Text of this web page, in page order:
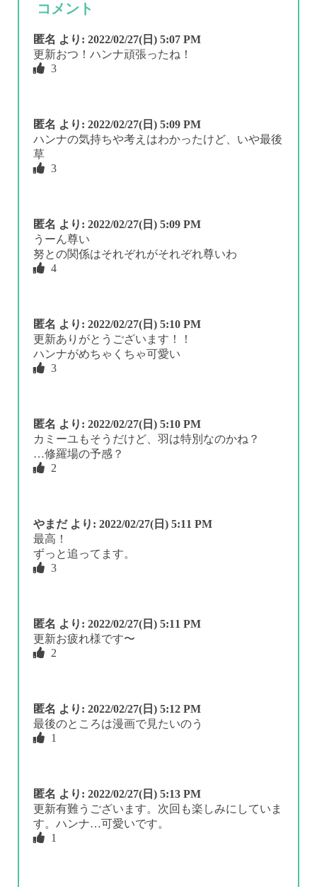
コメント
匿名 より: 2022/02/27(日) 5:07 PM
更新おつ！ハンナ頑張ったね！
3
匿名 より: 2022/02/27(日) 5:09 PM
ハンナの気持ちや考えはわかったけど、いや最後
草
3
匿名 より: 2022/02/27(日) 5:09 PM
うーん尊い
努との関係はそれぞれがそれぞれ尊いわ
4
匿名 より: 2022/02/27(日) 5:10 PM
更新ありがとうございます！！
ハンナがめちゃくちゃ可愛い
3
匿名 より: 2022/02/27(日) 5:10 PM
カミーユもそうだけど、羽は特別なのかね？
…修羅場の予感？
2
やまだ より: 2022/02/27(日) 5:11 PM
最高！
ずっと追ってます。
3
匿名 より: 2022/02/27(日) 5:11 PM
更新お疲れ様です〜
2
匿名 より: 2022/02/27(日) 5:12 PM
最後のところは漫画で見たいのう
1
匿名 より: 2022/02/27(日) 5:13 PM
更新有難うございます。次回も楽しみにしていま
す。ハンナ…可愛いです。
1